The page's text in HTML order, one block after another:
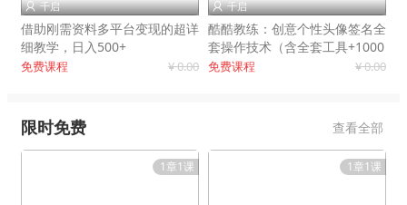
 千启
借助刚需资料多平台变现的超详
细教学，日入500+
免费课程 ¥ 0.00
 千启
酷酷教练：创意个性头像签名全
套操作技术（含全套工具+1000
套模板）
免费课程 ¥ 0.00
限时免费 查看全部
1章1课 1章1课